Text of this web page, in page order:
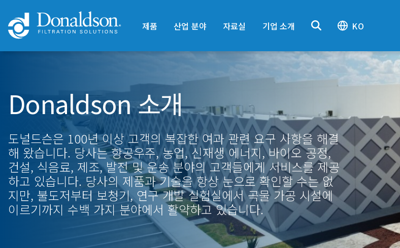
제품 산업 분야 자료실 기업 소개 KO
Donaldson 소개
도널드슨은 100년 이상 고객의 복잡한 여과 관련 요구 사항을 해결
해 왔습니다. 당사는 항공우주, 농업, 신재생 에너지, 바이오 공정,
건설, 식음료, 제조, 발전 및 운송 분야의 고객들에게 서비스를 제공
하고 있습니다. 당사의 제품과 기술을 항상 눈으로 확인할 수는 없
지만, 불도저부터 보청기, 연구 개발 실험실에서 곡물 가공 시설에
이르기까지 수백 가지 분야에서 활약하고 있습니다.